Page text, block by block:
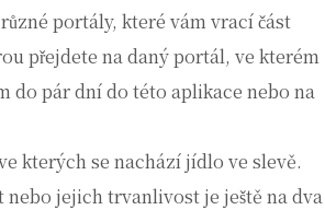
portály, které vám vrací část
přejdete na daný portál, ve kterém
do pár dní do této aplikace nebo na
kterých se nachází jídlo ve slevě.
jejich trvanlivost je ještě na dva